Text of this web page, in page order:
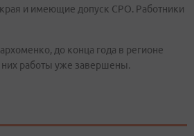
и имеющие допуск СРО. Работники
до конца года в регионе
них работы уже завершены.